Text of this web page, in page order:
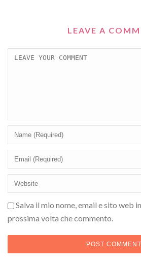
LEAVE A
Salva il mio nome, email e sito web
prossima volta che commento.